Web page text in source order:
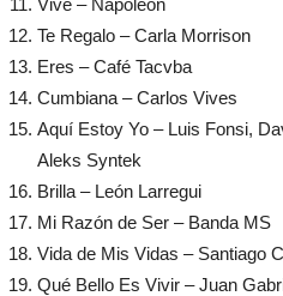
Te Regalo – Carla Morrison
Eres – Café Tacvba
Cumbiana – Carlos Vives
Aquí Estoy Yo – Luis Fonsi,
Aleks Syntek
Brilla – León Larregui
Mi Razón de Ser – Banda MS
Vida de Mis Vidas – Santiago
Qué Bello Es Vivir – Juan